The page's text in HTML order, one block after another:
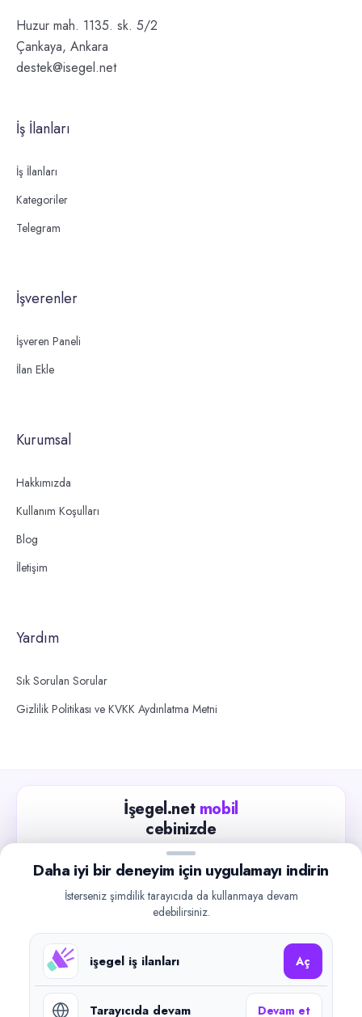
Huzur mah. 1135. sk. 5/2
Çankaya, Ankara
destek@isegel.net
İş İlanları
İş İlanları
Kategoriler
Telegram
İşverenler
İşveren Paneli
İlan Ekle
Kurumsal
Hakkımızda
Kullanım Koşulları
Blog
İletişim
Yardım
Sık Sorulan Sorular
Gizlilik Politikası ve KVKK Aydınlatma Metni
İşegel.net mobil
cebinizde
Güncel iş ilanlarını takip edin, işverenlerle hızlıca
iletişime geçin.
Google Play
Daha iyi bir deneyim için uygulamayı indirin
İsterseniz şimdilik tarayıcıda da kullanmaya devam
edebilirsiniz.
işegel iş ilanları Aç
Tarayıcıda devam Devam et